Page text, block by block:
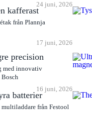
24 juni, 2026
kafferast
från Plannja
17 juni, 2026
precision
med innovativ
Bosch
16 juni, 2026
batterier
från Festool